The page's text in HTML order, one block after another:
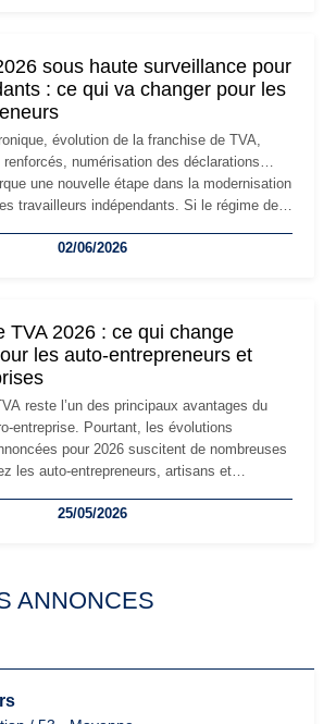
sous haute surveillance pour
: ce qui va changer pour les
évolution de la franchise de TVA,
numérisation des déclarations…
une nouvelle étape dans la modernisation
travailleurs indépendants. Si le régime de
devront s'adapter à un environnement
02/06/2026
TVA 2026 : ce qui change
les auto-entrepreneurs et
reste l’un des principaux avantages du
entreprise. Pourtant, les évolutions
pour 2026 suscitent de nombreuses
les auto-entrepreneurs, artisans et
de bascule vers la TVA : les règles
25/05/2026
ANNONCES